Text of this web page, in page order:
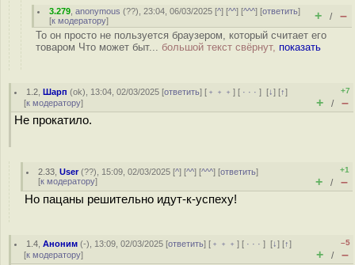
3.279 ,anonymous (??), 23:04, 06/03/2025 [^] [^^] [^^^] [ответить]
[к модератору] + / –
То он просто не пользуется браузером, который считает его
товаром Что может быт... большой текст свёрнут, показать
1.2 ,Шарп (ok), 13:04, 02/03/2025 [ответить] [ ﹢﹢﹢] [ · · ·][↓] [↑]
[к модератору]
+7
+ / –
Не прокатило.
2.33 ,User(??), 15:09, 02/03/2025 [^] [^^] [^^^] [ответить]
[к модератору]
+1
+ / –
Но пацаны решительно идут-к-успеху!
1.4 ,Аноним (-), 13:09, 02/03/2025 [ответить] [ ﹢﹢﹢] [ · · ·][↓] [↑]
[к модератору]
–5
+ / –